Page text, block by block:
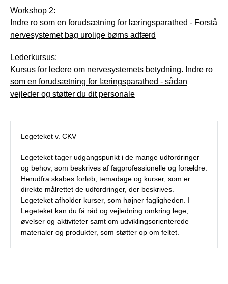
Workshop 2:
Indre ro som en forudsætning for læringsparathed - Forstå
nervesystemet bag urolige børns adfærd
Lederkursus:
Kursus for ledere om nervesystemets betydning. Indre ro
som en forudsætning for læringsparathed - sådan
vejleder og støtter du dit personale
Legeteket v. CKV
Legeteket tager udgangspunkt i de mange udfordringer
og behov, som beskrives af fagprofessionelle og forældre.
Herudfra skabes forløb, temadage og kurser, som er
direkte målrettet de udfordringer, der beskrives.
Legeteket afholder kurser, som højner fagligheden. I
Legeteket kan du få råd og vejledning omkring lege,
øvelser og aktiviteter samt om udviklingsorienterede
materialer og produkter, som støtter op om feltet.